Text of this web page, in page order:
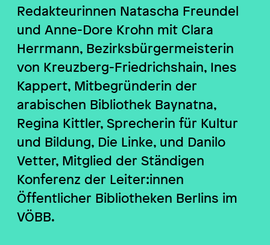
Redakteurinnen Natascha Freundel
und Anne-Dore Krohn mit Clara
Herrmann, Bezirksbürgermeisterin
von Kreuzberg-Friedrichshain, Ines
Kappert, Mitbegründerin der
arabischen Bibliothek Baynatna,
Regina Kittler, Sprecherin für Kultur
und Bildung, Die Linke, und Danilo
Vetter, Mitglied der Ständigen
Konferenz der Leiter:innen
Öffentlicher Bibliotheken Berlins im
VÖBB.